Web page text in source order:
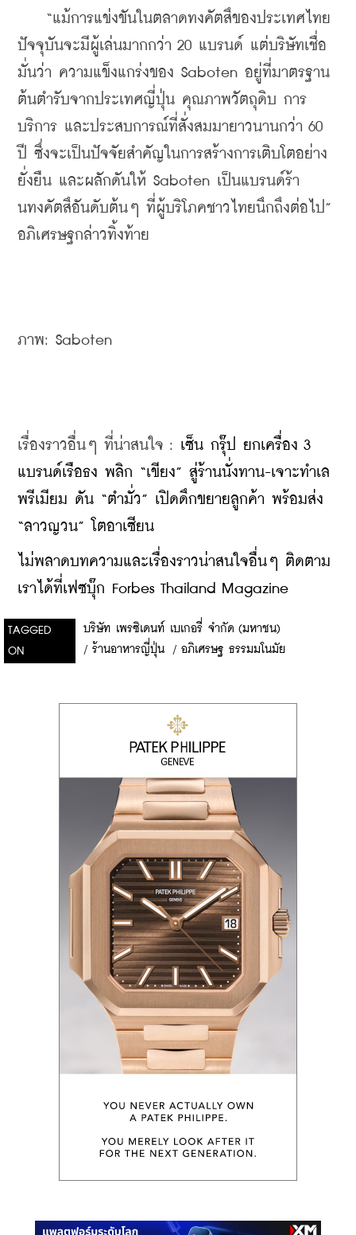
“แม้การแข่งขันในตลาดทงคัตสึของประเทศไทย
ปัจจุบันจะมีผู้เล่นมากกว่า 20 แบรนด์ แต่บริษัทเชื่อ
มั่นว่า ความแข็งแกร่งของ Saboten อยู่ที่มาตรฐาน
ต้นตำรับจากประเทศญี่ปุ่น คุณภาพวัตถุดิบ การ
บริการ และประสบการณ์ที่สั่งสมมายาวนานกว่า 60
ปี ซึ่งจะเป็นปัจจัยสำคัญในการสร้างการเติบโตอย่าง
ยั่งยืน และผลักดันให้ Saboten เป็นแบรนด์ร้า
นทงคัตสึอันดับต้นๆ ที่ผู้บริโภคชาวไทยนึกถึงต่อไป”
อภิเศรษฐกล่าวทิ้งท้าย
ภาพ: Saboten
เรื่องราวอื่นๆ ที่น่าสนใจ : เซ็น กรุ๊ป ยกเครื่อง 3
แบรนด์เรือธง พลิก “เขียง” สู่ร้านนั่งทาน-เจาะทำเล
พรีเมียม ดัน “ตำมั่ว” เปิดดึกขยายลูกค้า พร้อมส่ง
“ลาวญวน” โตอาเซียน
ไม่พลาดบทความและเรื่องราวน่าสนใจอื่นๆ ติดตาม
เราได้ที่เฟซบุ๊ก Forbes Thailand Magazine
TAGGED
ON
บริษัท เพรซิเดนท์ เบเกอรี่ จำกัด (มหาชน)
/ ร้านอาหารญี่ปุ่น / อภิเศรษฐ ธรรมมโนมัย